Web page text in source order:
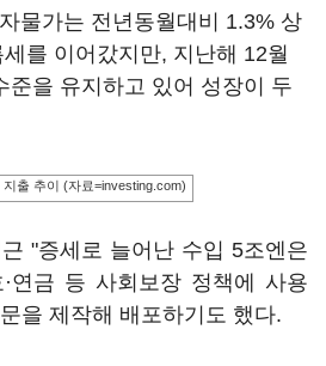
물가는 전년동월대비 1.3% 상
를 이어갔지만, 지난해 12월
준을 유지하고 있어 성장이 두
출 추이 (자료=investing.com)
"증세로 늘어난 수입 5조엔은
·연금 등 사회보장 정책에 사용
을 제작해 배포하기도 했다.